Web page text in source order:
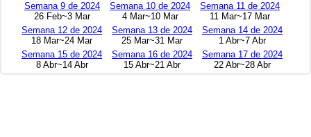
Semana 9 de 2024
26 Feb~3 Mar
Semana 10 de 2024
4 Mar~10 Mar
Semana 11 de 2024
11 Mar~17 Mar
Semana 12 de 2024
18 Mar~24 Mar
Semana 13 de 2024
25 Mar~31 Mar
Semana 14 de 2024
1 Abr~7 Abr
Semana 15 de 2024
8 Abr~14 Abr
Semana 16 de 2024
15 Abr~21 Abr
Semana 17 de 2024
22 Abr~28 Abr